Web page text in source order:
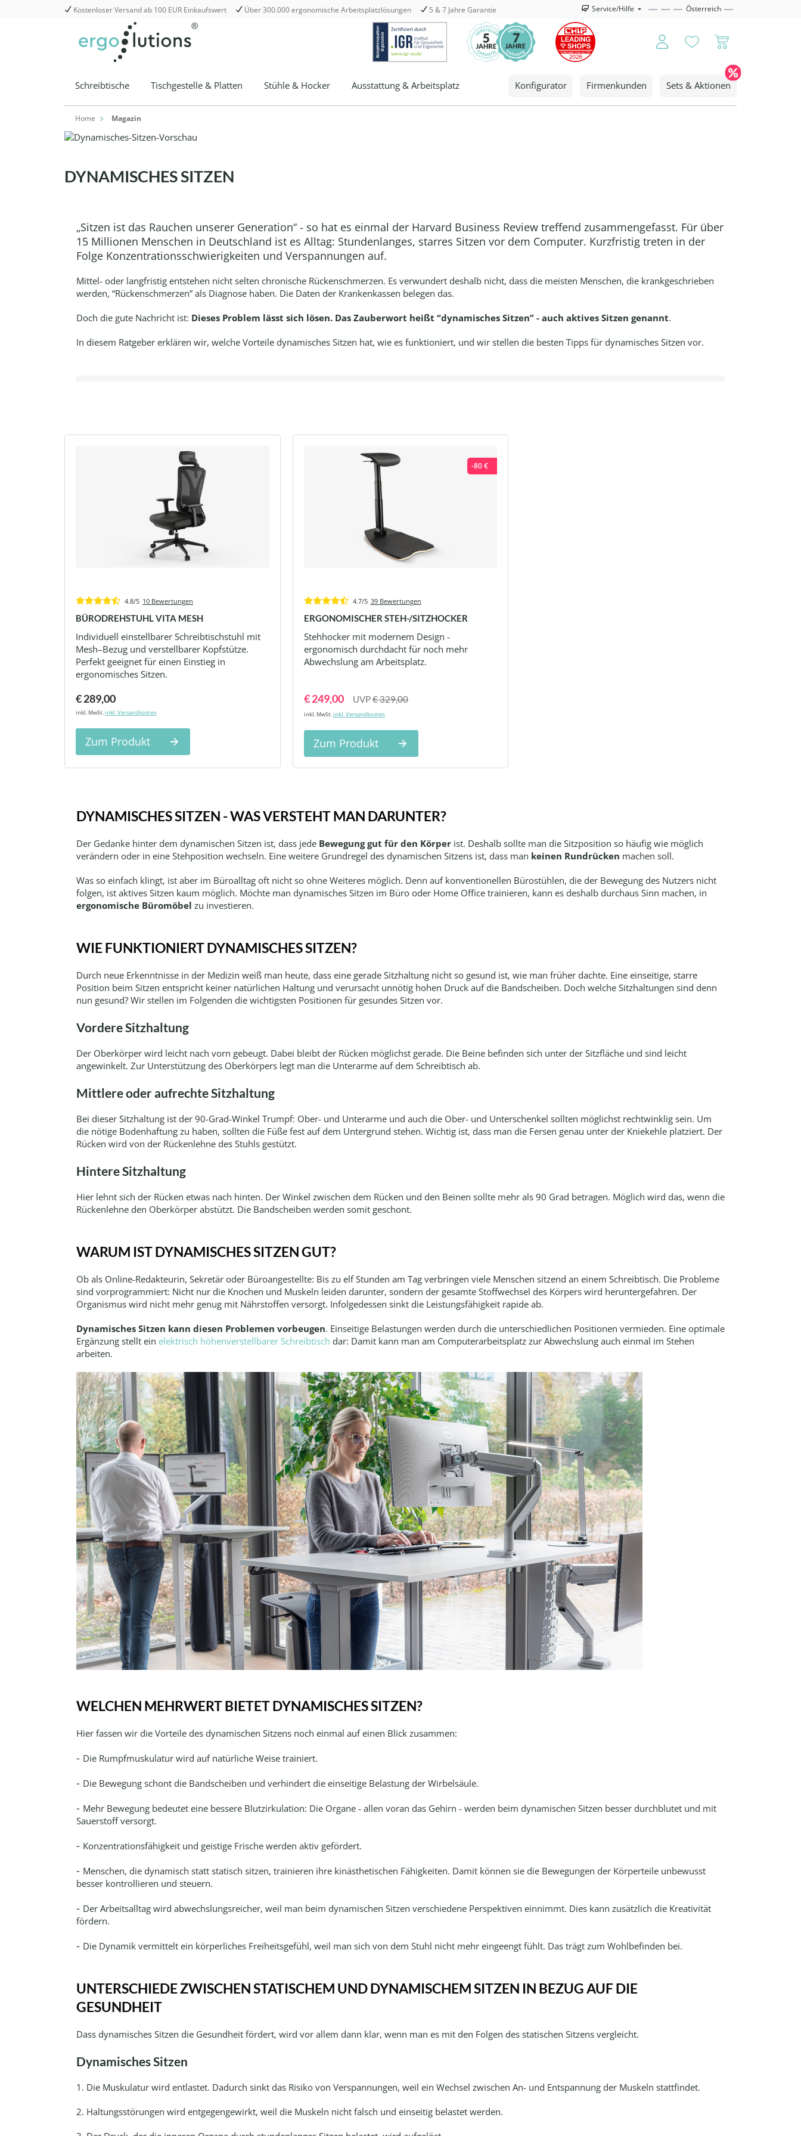
Zur Hauptnavigation springen
Kostenloser Versand ab 100 EUR Einkaufswert Über 300.000 ergonomische Arbeitsplatzlösungen 5 & 7 Jahre Garantie Service/Hilfe Österreich
Schreibtische Tischgestelle & Platten Stühle & Hocker Ausstattung & Arbeitsplatz Konfigurator Firmenkunden Sets & Aktionen
Home Magazin
DYNAMISCHES SITZEN
„Sitzen ist das Rauchen unserer Generation“ - so hat es einmal der Harvard Business Review treffend zusammengefasst. Für über
15 Millionen Menschen in Deutschland ist es Alltag: Stundenlanges, starres Sitzen vor dem Computer. Kurzfristig treten in der
Folge Konzentrationsschwierigkeiten und Verspannungen auf.
Mittel- oder langfristig entstehen nicht selten chronische Rückenschmerzen. Es verwundert deshalb nicht, dass die meisten Menschen, die krankgeschrieben
werden, “Rückenschmerzen” als Diagnose haben. Die Daten der Krankenkassen belegen das.
Doch die gute Nachricht ist: Dieses Problem lässt sich lösen. Das Zauberwort heißt “dynamisches Sitzen” - auch aktives Sitzen genannt.
In diesem Ratgeber erklären wir, welche Vorteile dynamisches Sitzen hat, wie es funktioniert, und wir stellen die besten Tipps für dynamisches Sitzen vor.
4.8/5 10 Bewertungen
BÜRODREHSTUHL VITA MESH
Individuell einstellbarer Schreibtischstuhl mit
Mesh–Bezug und verstellbarer Kopfstütze.
Perfekt geeignet für einen Einstieg in
ergonomisches Sitzen.
€ 289,00
inkl. MwSt.inkl. Versandkosten
Zum Produkt
-80 €
4.7/5 39 Bewertungen
ERGONOMISCHER STEH-/SITZHOCKER
Stehhocker mit modernem Design -
ergonomisch durchdacht für noch mehr
Abwechslung am Arbeitsplatz.
€ 249,00 UVP€ 329,00
inkl. MwSt.inkl. Versandkosten
Zum Produkt
DYNAMISCHES SITZEN - WAS VERSTEHT MAN DARUNTER?
Der Gedanke hinter dem dynamischen Sitzen ist, dass jede Bewegung gut für den Körper ist. Deshalb sollte man die Sitzposition so häufig wie möglich
verändern oder in eine Stehposition wechseln. Eine weitere Grundregel des dynamischen Sitzens ist, dass man keinen Rundrücken machen soll.
Was so einfach klingt, ist aber im Büroalltag oft nicht so ohne Weiteres möglich. Denn auf konventionellen Bürostühlen, die der Bewegung des Nutzers nicht
folgen, ist aktives Sitzen kaum möglich. Möchte man dynamisches Sitzen im Büro oder Home Office trainieren, kann es deshalb durchaus Sinn machen, in
ergonomische Büromöbel zu investieren.
WIE FUNKTIONIERT DYNAMISCHES SITZEN?
Durch neue Erkenntnisse in der Medizin weiß man heute, dass eine gerade Sitzhaltung nicht so gesund ist, wie man früher dachte. Eine einseitige, starre
Position beim Sitzen entspricht keiner natürlichen Haltung und verursacht unnötig hohen Druck auf die Bandscheiben. Doch welche Sitzhaltungen sind denn
nun gesund? Wir stellen im Folgenden die wichtigsten Positionen für gesundes Sitzen vor.
Vordere Sitzhaltung
Der Oberkörper wird leicht nach vorn gebeugt. Dabei bleibt der Rücken möglichst gerade. Die Beine befinden sich unter der Sitzfläche und sind leicht
angewinkelt. Zur Unterstützung des Oberkörpers legt man die Unterarme auf dem Schreibtisch ab.
Mittlere oder aufrechte Sitzhaltung
Bei dieser Sitzhaltung ist der 90-Grad-Winkel Trumpf: Ober- und Unterarme und auch die Ober- und Unterschenkel sollten möglichst rechtwinklig sein. Um
die nötige Bodenhaftung zu haben, sollten die Füße fest auf dem Untergrund stehen. Wichtig ist, dass man die Fersen genau unter der Kniekehle platziert. Der
Rücken wird von der Rückenlehne des Stuhls gestützt.
Hintere Sitzhaltung
Hier lehnt sich der Rücken etwas nach hinten. Der Winkel zwischen dem Rücken und den Beinen sollte mehr als 90 Grad betragen. Möglich wird das, wenn die
Rückenlehne den Oberkörper abstützt. Die Bandscheiben werden somit geschont.
WARUM IST DYNAMISCHES SITZEN GUT?
Ob als Online-Redakteurin, Sekretär oder Büroangestellte: Bis zu elf Stunden am Tag verbringen viele Menschen sitzend an einem Schreibtisch. Die Probleme
sind vorprogrammiert: Nicht nur die Knochen und Muskeln leiden darunter, sondern der gesamte Stoffwechsel des Körpers wird heruntergefahren. Der
Organismus wird nicht mehr genug mit Nährstoffen versorgt. Infolgedessen sinkt die Leistungsfähigkeit rapide ab.
Dynamisches Sitzen kann diesen Problemen vorbeugen. Einseitige Belastungen werden durch die unterschiedlichen Positionen vermieden. Eine optimale
Ergänzung stellt ein elektrisch höhenverstellbarer Schreibtisch dar: Damit kann man am Computerarbeitsplatz zur Abwechslung auch einmal im Stehen
arbeiten.
WELCHEN MEHRWERT BIETET DYNAMISCHES SITZEN?
Hier fassen wir die Vorteile des dynamischen Sitzens noch einmal auf einen Blick zusammen:
Die Rumpfmuskulatur wird auf natürliche Weise trainiert.
Die Bewegung schont die Bandscheiben und verhindert die einseitige Belastung der Wirbelsäule.
Mehr Bewegung bedeutet eine bessere Blutzirkulation: Die Organe - allen voran das Gehirn - werden beim dynamischen Sitzen besser durchblutet und mit
Sauerstoff versorgt.
Konzentrationsfähigkeit und geistige Frische werden aktiv gefördert.
Menschen, die dynamisch statt statisch sitzen, trainieren ihre kinästhetischen Fähigkeiten. Damit können sie die Bewegungen der Körperteile unbewusst
besser kontrollieren und steuern.
Der Arbeitsalltag wird abwechslungsreicher, weil man beim dynamischen Sitzen verschiedene Perspektiven einnimmt. Dies kann zusätzlich die Kreativität
fördern.
Die Dynamik vermittelt ein körperliches Freiheitsgefühl, weil man sich von dem Stuhl nicht mehr eingeengt fühlt. Das trägt zum Wohlbefinden bei.
UNTERSCHIEDE ZWISCHEN STATISCHEM UND DYNAMISCHEM SITZEN IN BEZUG AUF DIE
GESUNDHEIT
Dass dynamisches Sitzen die Gesundheit fördert, wird vor allem dann klar, wenn man es mit den Folgen des statischen Sitzens vergleicht.
Dynamisches Sitzen
1. Die Muskulatur wird entlastet. Dadurch sinkt das Risiko von Verspannungen, weil ein Wechsel zwischen An- und Entspannung der Muskeln stattfindet.
2. Haltungsstörungen wird entgegengewirkt, weil die Muskeln nicht falsch und einseitig belastet werden.